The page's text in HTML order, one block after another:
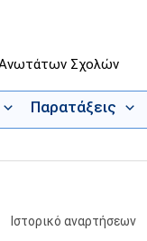
Σχολών
Παρατάξεις
Ιστορικό αναρτήσεων
ΙΚ